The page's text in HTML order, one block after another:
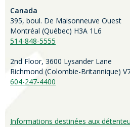
Canada
395, boul. De Maisonneuve Ouest
Montréal (Québec) H3A 1L6
514-848-5555
2nd Floor, 3600 Lysander Lane
Richmond (Colombie-Britannique)
604-247-4400
Informations destinées aux